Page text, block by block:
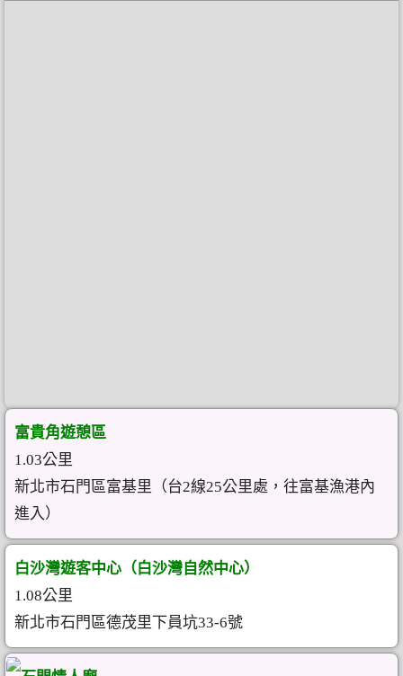
富貴角遊憩區
1.03公里
新北市石門區富基里（台2線25公里處，往富基漁港內
進入）
白沙灣遊客中心（白沙灣自然中心）
1.08公里
新北市石門區德茂里下員坑33-6號